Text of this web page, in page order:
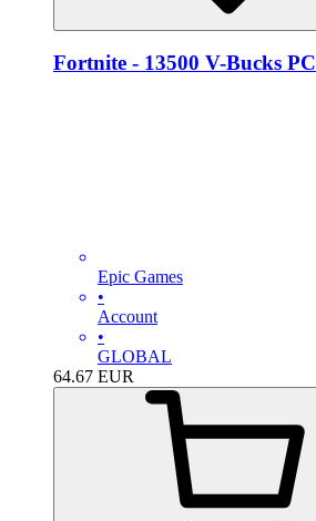
Fortnite - 13500 V-Bucks PC
Epic Games
•
Account
•
GLOBAL
64.67 EUR